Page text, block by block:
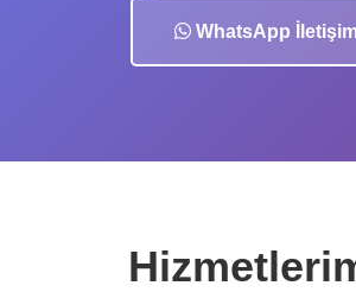
WhatsApp